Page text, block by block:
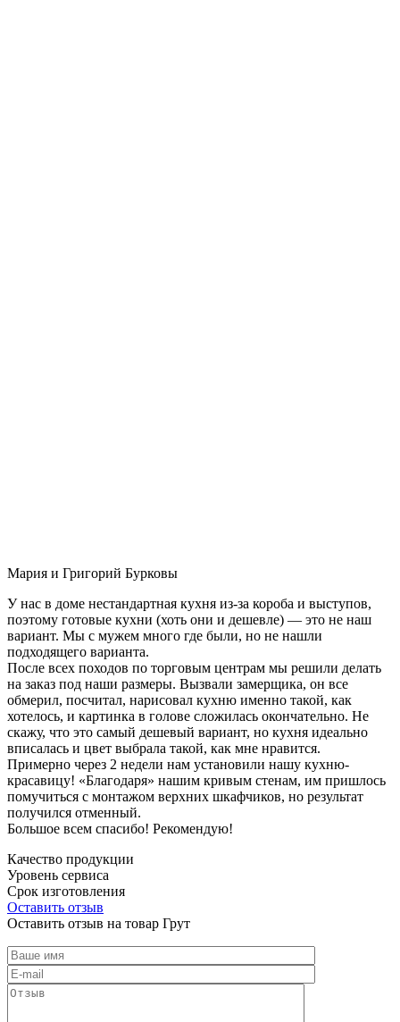
Мария и Григорий Бурковы
У нас в доме нестандартная кухня из-за короба и выступов,
поэтому готовые кухни (хоть они и дешевле) — это не наш
вариант. Мы с мужем много где были, но не нашли
подходящего варианта.
После всех походов по торговым центрам мы решили делать
на заказ под наши размеры. Вызвали замерщика, он все
обмерил, посчитал, нарисовал кухню именно такой, как
хотелось, и картинка в голове сложилась окончательно. Не
скажу, что это самый дешевый вариант, но кухня идеально
вписалась и цвет выбрала такой, как мне нравится.
Примерно через 2 недели нам установили нашу кухню-
красавицу! «Благодаря» нашим кривым стенам, им пришлось
помучиться с монтажом верхних шкафчиков, но результат
получился отменный.
Большое всем спасибо! Рекомендую!
Качество продукции
Уровень сервиса
Срок изготовления
Оставить отзыв
Оставить отзыв на товар Грут